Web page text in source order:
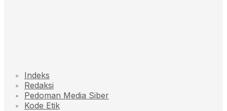
Indeks
Redaksi
Pedoman Media Siber
Kode Etik